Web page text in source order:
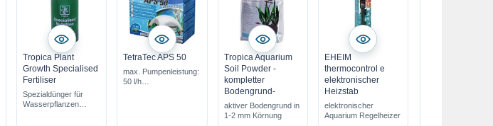
Tropica Plant
Growth Specialised
Fertiliser
Spezialdünger für
Wasserpflanzen
TetraTec APS 50
max. Pumpenleistung:
50 l/h
Tropica Aquarium
Soil Powder -
kompletter
Bodengrund-
aktiver Bodengrund in
1-2 mm Körnung
EHEIM
thermocontrol e
elektronischer
Heizstab
elektronischer
Aquarium Regelheizer